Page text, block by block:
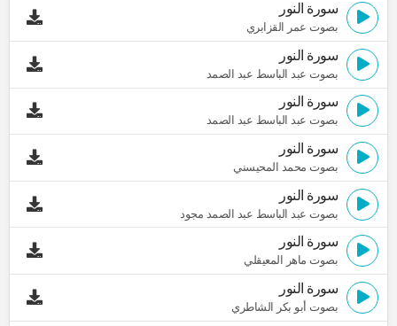
سورة النور
بصوت عمر القزابري
سورة النور
بصوت عبد الباسط عبد الصمد
سورة النور
بصوت عبد الباسط عبد الصمد
سورة النور
بصوت محمد المحيسني
سورة النور
بصوت عبد الباسط عبد الصمد مجود
سورة النور
بصوت ماهر المعيقلي
سورة النور
بصوت أبو بكر الشاطري